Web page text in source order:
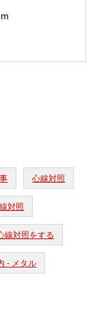
心線対照
対照
線対照をする
- メタル